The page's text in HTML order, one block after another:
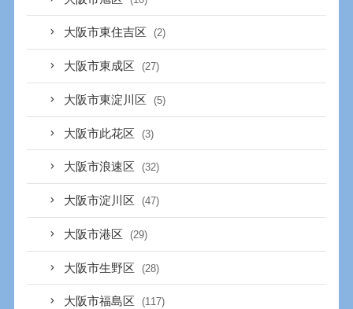
大阪市東住吉区 (2)
大阪市東成区 (27)
大阪市東淀川区 (5)
大阪市此花区 (3)
大阪市浪速区 (32)
大阪市淀川区 (47)
大阪市港区 (29)
大阪市生野区 (28)
大阪市福島区 (117)